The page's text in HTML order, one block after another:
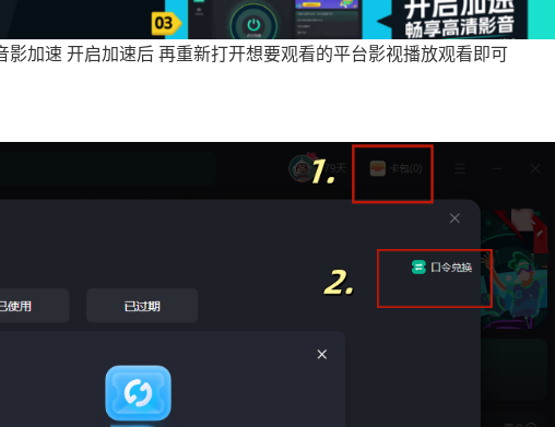
影加速 开启加速后 再重新打开想要观看的平台影视播放观看即可